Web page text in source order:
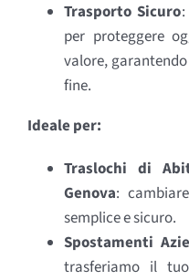
Trasporto Sicuro
per proteggere
valore,
fine.
Ideale per:
Traslochi di
Genova:
semplice e sicuro.
Spostamenti
trasferiamo il